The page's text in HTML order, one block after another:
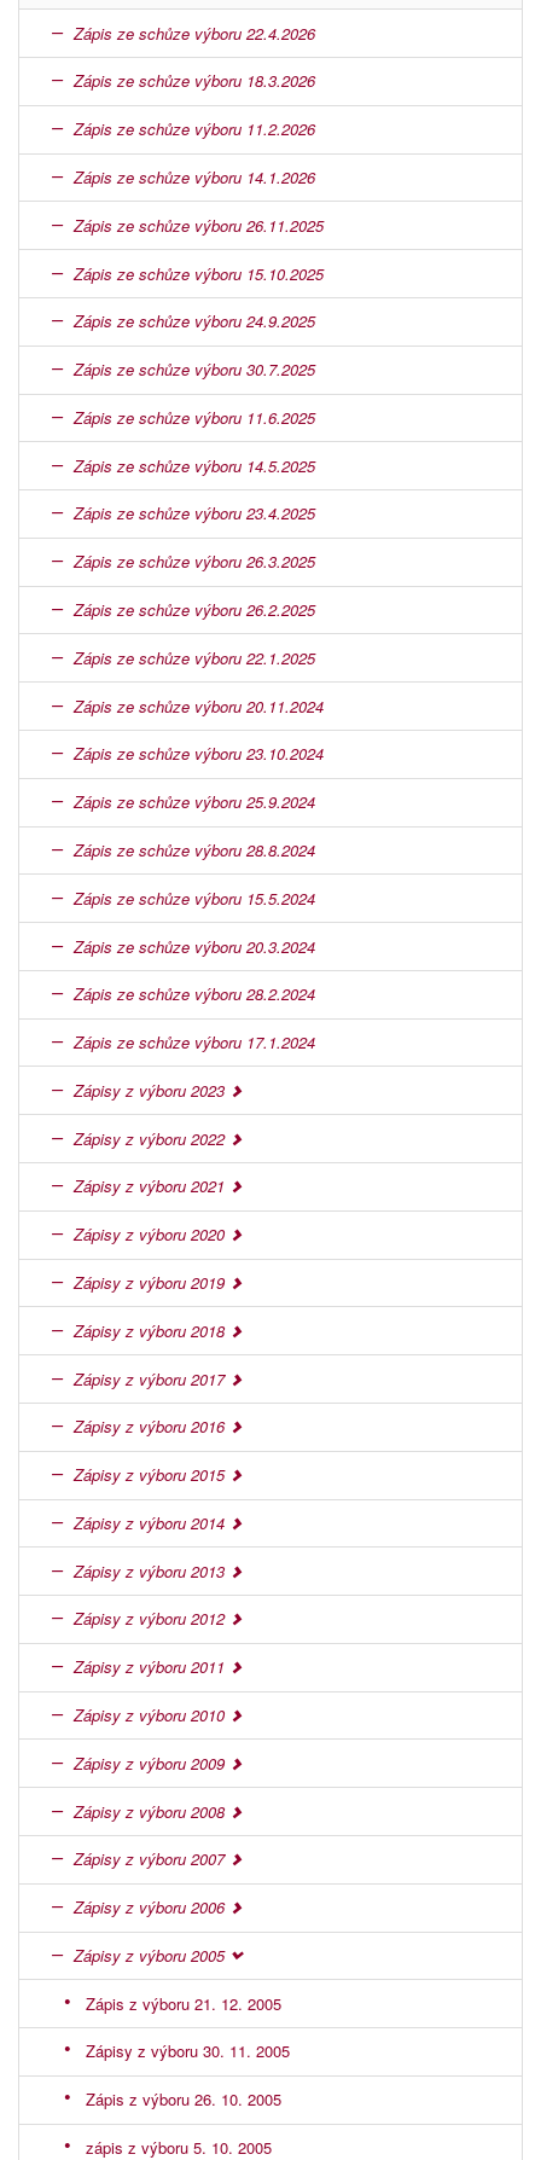
Zápis ze schůze výboru 22.4.2026
Zápis ze schůze výboru 18.3.2026
Zápis ze schůze výboru 11.2.2026
Zápis ze schůze výboru 14.1.2026
Zápis ze schůze výboru 26.11.2025
Zápis ze schůze výboru 15.10.2025
Zápis ze schůze výboru 24.9.2025
Zápis ze schůze výboru 30.7.2025
Zápis ze schůze výboru 11.6.2025
Zápis ze schůze výboru 14.5.2025
Zápis ze schůze výboru 23.4.2025
Zápis ze schůze výboru 26.3.2025
Zápis ze schůze výboru 26.2.2025
Zápis ze schůze výboru 22.1.2025
Zápis ze schůze výboru 20.11.2024
Zápis ze schůze výboru 23.10.2024
Zápis ze schůze výboru 25.9.2024
Zápis ze schůze výboru 28.8.2024
Zápis ze schůze výboru 15.5.2024
Zápis ze schůze výboru 20.3.2024
Zápis ze schůze výboru 28.2.2024
Zápis ze schůze výboru 17.1.2024
Zápisy z výboru 2023
Zápisy z výboru 2022
Zápisy z výboru 2021
Zápisy z výboru 2020
Zápisy z výboru 2019
Zápisy z výboru 2018
Zápisy z výboru 2017
Zápisy z výboru 2016
Zápisy z výboru 2015
Zápisy z výboru 2014
Zápisy z výboru 2013
Zápisy z výboru 2012
Zápisy z výboru 2011
Zápisy z výboru 2010
Zápisy z výboru 2009
Zápisy z výboru 2008
Zápisy z výboru 2007
Zápisy z výboru 2006
Zápisy z výboru 2005
Zápis z výboru 21. 12. 2005
Zápisy z výboru 30. 11. 2005
Zápis z výboru 26. 10. 2005
zápis z výboru 5. 10. 2005